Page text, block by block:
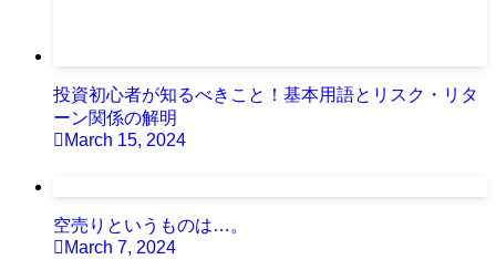
投資初心者が知るべきこと！基本用語とリスク・リタ
ーン関係の解明
March 15, 2024
空売りというものは…。
March 7, 2024